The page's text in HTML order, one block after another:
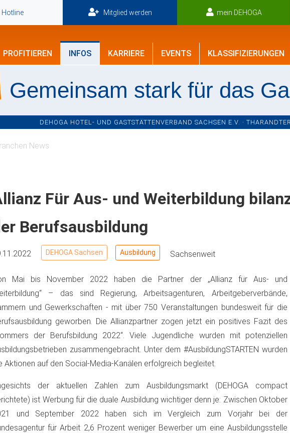
Hotline Mitglied werden mein DEHOGA
PROFITIEREN INFOS KARRIERE EVENTS KLASSIFIZIERUNGEN
Gemeinsam stark für das
DEHOGA HOTEL- UND GASTSTÄTTENVERBAND SACHSEN E.V. ·
News
Für Aus- und Weiterbildung
Berufsausbildung
DEHOGA Sachsen Ausbildung Sachsenweit
Mai bis November 2022 haben die Partner der „Allianz für Aus- und
– das sind Regierung, Arbeitsagenturen, Arbeitgeberverbände,
und Gewerkschaften - mit über 750 Veranstaltungen bundesweit für die
geworben. Die Allianzpartner zogen jetzt ein positives Fazit des
der Berufsbildung 2022“. Viele Jugendliche wurden mit potenziellen
zusammengebracht. Unter dem #AusbildungSTARTEN wurden
Aktionen auf den Social-Media-Kanälen erfolgreich begleitet.
der aktuellen Zahlen zum Ausbildungsmarkt (DEHOGA compact
ist Werbung für die duale Ausbildung wichtiger denn je: Zwischen Oktober
und September 2022 haben sich im Vergleich zum Vorjahr bei der
für Arbeit 2,6 Prozent weniger Bewerber um eine Ausbildungsstelle